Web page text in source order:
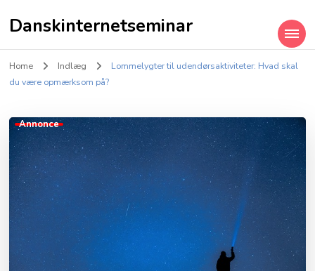
Danskinternetseminar
Home Indlæg
Lommelygter til udendørsaktiviteter: Hvad skal
du være opmærksom på?
Annonce